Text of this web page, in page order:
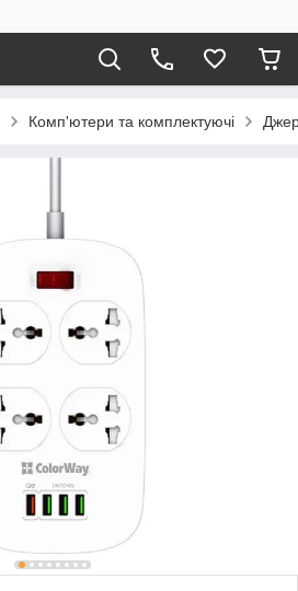
Комп'ютери та комплектуючі